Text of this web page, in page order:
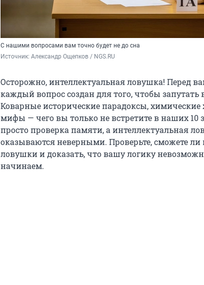
С нашими вопросами вам точно будет не до сна
Источник: Александр Ощепков / NGS.RU
Осторожно, интеллектуальная ловушка! Перед
каждый вопрос создан для того, чтобы запутать
Коварные исторические парадоксы, химические
мифы — чего вы только не встретите в наших 10
просто проверка памяти, а интеллектуальная
оказываются неверными. Проверьте, сможете ли
ловушки и доказать, что вашу логику
начинаем.